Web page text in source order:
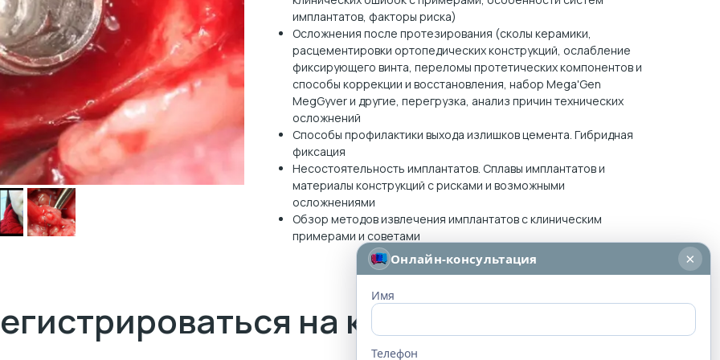
имплантатов, факторы риска)
Осложнения после протезирования (сколы керамики,
расцементировки ортопедических конструкций, ослабление
фиксирующего винта, переломы протетических компонентов и
способы коррекции и восстановления, набор Mega'Gen
MegGyver и другие, перегрузка, анализ причин технических
осложнений
Cпособы профилактики выхода излишков цемента. Гибридная
фиксация
Несостоятельность имплантатов. Сплавы имплантатов и
материалы конструкций с рисками и возможными
осложнениями
Обзор методов извлечения имплантатов с клиническим
примерами и советами
на курс
Онлайн-консультация ×
Имя
Телефон